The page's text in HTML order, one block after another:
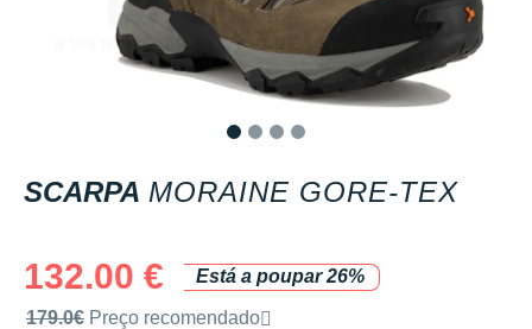
SCARPA MORAINE GORE-TEX
132.00 €
Está a poupar 26%
Preço de venda recomendado pela marca
179.0€ Preço recomendado